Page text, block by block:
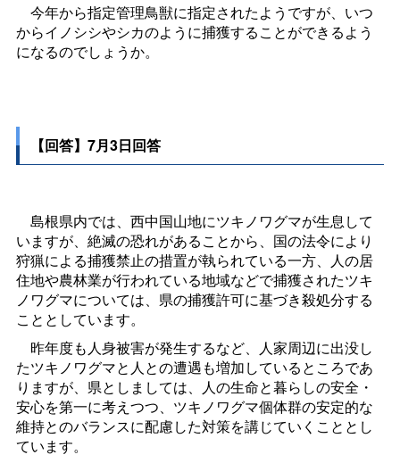
今年から指定管理鳥獣に指定されたようですが、いつ
からイノシシやシカのように捕獲することができるよう
になるのでしょうか。
【回答】7月3日回答
島根県内では、西中国山地にツキノワグマが生息して
いますが、絶滅の恐れがあることから、国の法令により
狩猟による捕獲禁止の措置が執られている一方、人の居
住地や農林業が行われている地域などで捕獲されたツキ
ノワグマについては、県の捕獲許可に基づき殺処分する
こととしています。
昨年度も人身被害が発生するなど、人家周辺に出没し
たツキノワグマと人との遭遇も増加しているところであ
りますが、県としましては、人の生命と暮らしの安全・
安心を第一に考えつつ、ツキノワグマ個体群の安定的な
維持とのバランスに配慮した対策を講じていくこととし
ています。